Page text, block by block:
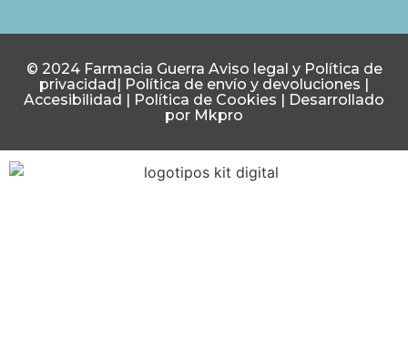
© 2024 Farmacia Guerra Aviso legal y Política de
privacidad| Política de envío y devoluciones |
Accesibilidad | Política de Cookies | Desarrollado
por Mkpro